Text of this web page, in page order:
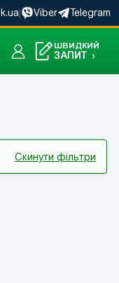
Viber Telegram
ШВИДКИЙ
ЗАПИТ ›
Скинути фільтри